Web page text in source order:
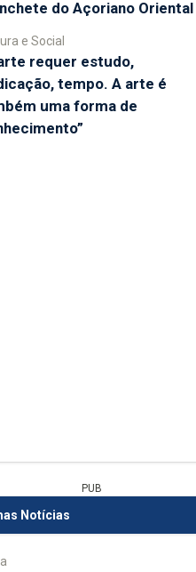
do Açoriano Oriental
e Social
requer estudo,
tempo. A arte é
uma forma de
PUB
Notícias